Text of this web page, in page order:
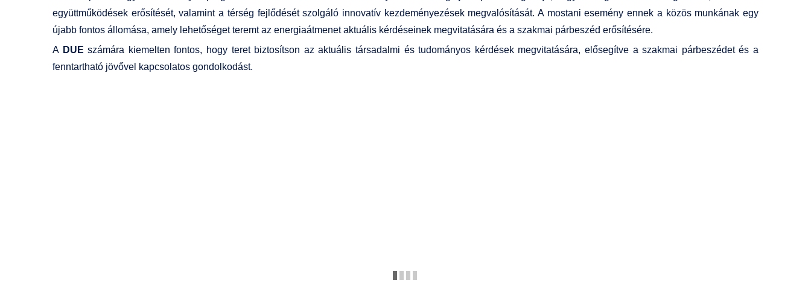
együttműködések erősítését, valamint a térség fejlődését szolgáló innovatív kezdeményezések megvalósítását. A mostani esemény ennek a közös munkának egy
újabb fontos állomása, amely lehetőséget teremt az energiaátmenet aktuális kérdéseinek megvitatására és a szakmai párbeszéd erősítésére.
A DUE számára kiemelten fontos, hogy teret biztosítson az aktuális társadalmi és tudományos kérdések megvitatására, elősegítve a szakmai párbeszédet és a
fenntartható jövővel kapcsolatos gondolkodást.